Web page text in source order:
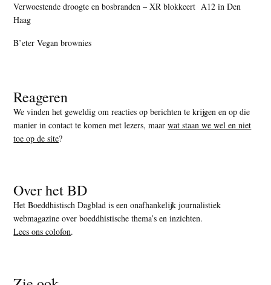
Verwoestende droogte en bosbranden – XR blokkeert A12 in Den
Haag
B’eter Vegan brownies
Reageren
We vinden het geweldig om reacties op berichten te krijgen en op die
manier in contact te komen met lezers, maarwat staan we wel en niet
toe op de site?
Over het BD
Het Boeddhistisch Dagblad is een onafhankelijk journalistiek
webmagazine over boeddhistische thema’s en inzichten.
Lees ons colofon.